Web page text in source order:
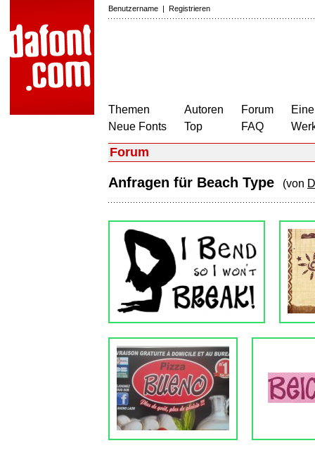
Benutzername | Registrieren
Themen
Neue Fonts
Autoren
Top
Forum
FAQ
Forum
Anfragen für Beach Type (von